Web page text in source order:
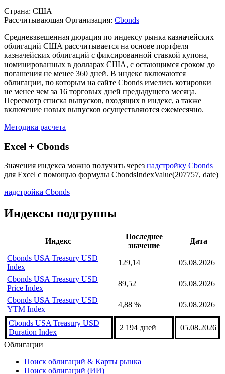
Описание индекса
Страна: США
Рассчитывающая Организация: Cbonds
Средневзвешенная дюрация по индексу рынка казначейских
облигаций США рассчитывается на основе портфеля
казначейских облигаций с фиксированной ставкой купона,
номинированных в долларах США, с остающимся сроком до
погашения не менее 360 дней. В индекс включаются
облигации, по которым на сайте Cbonds имелись котировки
не менее чем за 16 торговых дней предыдущего месяца.
включение новых выпусков осуществляются ежемесячно.
Методика расчета
Excel + Cbonds
для Excel с помощью формулы
Индексы подгруппы
Индекс
значение
Cbonds USA Treasury USD
Index
Cbonds USA Treasury USD
Price Index
89,52
05.08.2026
Cbonds USA Treasury USD
YTM Index
4,88 % 05.08.2026
Cbonds USA Treasury USD
Duration Index
2 194 дней